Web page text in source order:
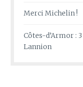
Merci Michelin !
Côtes-d’Armor :
Lannion